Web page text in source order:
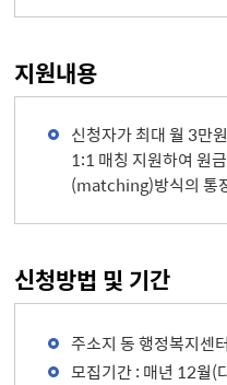
지원내용
신청자가 최대 월 3만
1:1 매칭 지원하여 원
(matching)방식의 통
신청방법 및 기간
주소지 동 행정복지센
모집기간 : 매년 12월(